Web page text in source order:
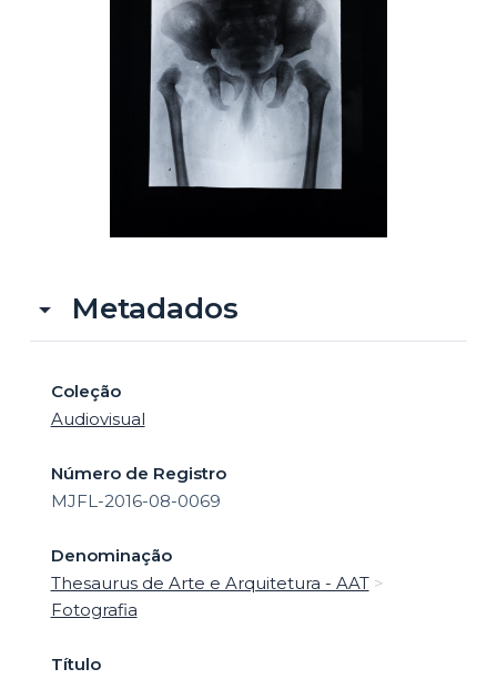
Metadados
Coleção
Audiovisual
Número de Registro
MJFL-2016-08-0069
Denominação
Thesaurus de Arte e Arquitetura - AAT>
Fotografia
Título